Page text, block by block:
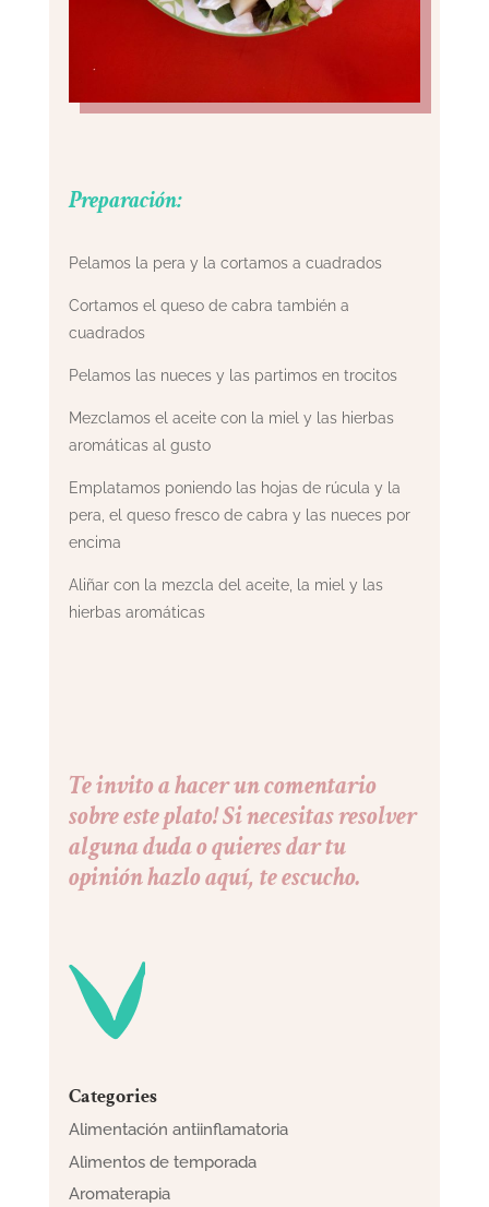
Preparación:
Pelamos la pera y la cortamos a cuadrados
Cortamos el queso de cabra también a
cuadrados
Pelamos las nueces y las partimos en trocitos
Mezclamos el aceite con la miel y las hierbas
aromáticas al gusto
Emplatamos poniendo las hojas de rúcula y la
pera, el queso fresco de cabra y las nueces por
encima
Aliñar con la mezcla del aceite, la miel y las
hierbas aromáticas
Te invito a hacer un comentario
sobre este plato! Si necesitas resolver
alguna duda o quieres dar tu
opinión hazlo aquí, te escucho.
Categories
Alimentación antiinflamatoria
Alimentos de temporada
Aromaterapia